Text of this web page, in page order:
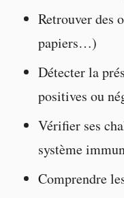
Retrouver des
papiers…)
Détecter la
positives ou
Vérifier ses
système
Comprendre